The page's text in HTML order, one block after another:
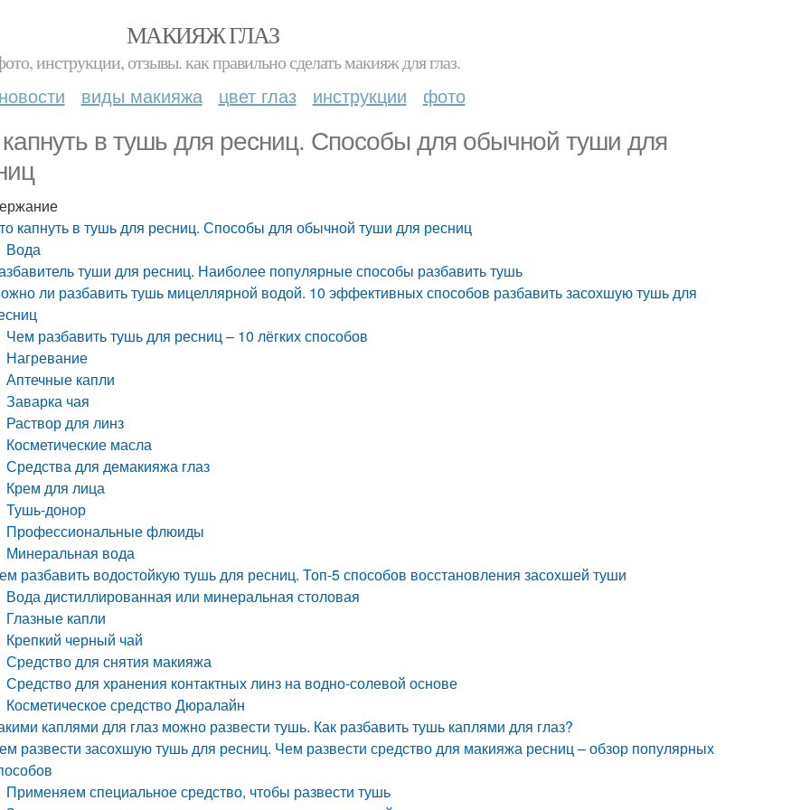
МАКИЯЖ ГЛАЗ
инструкции, отзывы. как правильно сделать макияж для глаз.
новости виды макияжа цвет глаз инструкции фото
в тушь для ресниц. Способы для обычной туши для
капнуть в тушь для ресниц. Способы для обычной туши для ресниц
Вода
туши для ресниц. Наиболее популярные способы разбавить тушь
ли разбавить тушь мицеллярной водой. 10 эффективных способов разбавить засохшую тушь для
Чем разбавить тушь для ресниц – 10 лёгких способов
Нагревание
Аптечные капли
Заварка чая
Раствор для линз
Косметические масла
Средства для демакияжа глаз
Крем для лица
Тушь-донор
Профессиональные флюиды
Минеральная вода
разбавить водостойкую тушь для ресниц. Топ-5 способов восстановления засохшей туши
Вода дистиллированная или минеральная столовая
Глазные капли
Крепкий черный чай
Средство для снятия макияжа
Средство для хранения контактных линз на водно-солевой основе
Косметическое средство Дюралайн
каплями для глаз можно развести тушь. Как разбавить тушь каплями для глаз?
развести засохшую тушь для ресниц. Чем развести средство для макияжа ресниц – обзор популярных
Применяем специальное средство, чтобы развести тушь